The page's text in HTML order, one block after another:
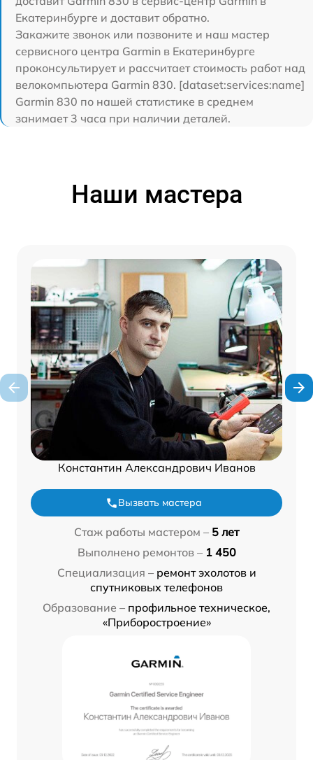
Екатеринбурге и доставит обратно.
Закажите звонок или позвоните и наш мастер
сервисного центра Garmin в Екатеринбурге
проконсультирует и рассчитает стоимость работ над
велокомпьютера Garmin 830. [dataset:services:name]
Garmin 830 по нашей статистике в среднем
занимает 3 часа при наличии деталей.
Наши мастера
Константин Александрович Иванов
Вызвать мастера
Стаж работы мастером – 5 лет
Выполнено ремонтов – 1 450
Специализация – ремонт эхолотов и
спутниковых телефонов
Образование – профильное техническое,
«Приборостроение»